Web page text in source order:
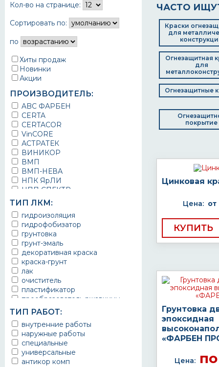
Кол-во на странице:
Сортировать по:
по
Хиты продаж
Новинки
Акции
ПРОИЗВОДИТЕЛЬ:
ABC ФАРБЕН
CERTA
CERTACOR
VinCORE
АСТРАТЕК
ВИНИКОР
ВМП
ВМП-НЕВА
НПК ЯрЛИ
НПП СПЕКТР
НПФ ЭМАЛЬ
ТЕРМА
УРЕПЛЕН
ТИП ЛКМ:
гидроизоляция
гидрофобизатор
грунтовка
грунт-эмаль
декоративная краска
краска-грунт
лак
очиститель
пластификатор
преобразователь ржавчины
эмаль
Краска
Покрытие
грунт эмаль
защитное покрытие
ТИП РАБОТ:
внутренние работы
наружные работы
специальные
универсальные
антикор комп
ЧАСТО
Краски
для
Огнезащитная
для
Огнезащитные
покрытие
Цинковая
Цена: от
КУПИТЬ
Грунтовка
эпоксидная
«ФАРБЕН
Цена:по